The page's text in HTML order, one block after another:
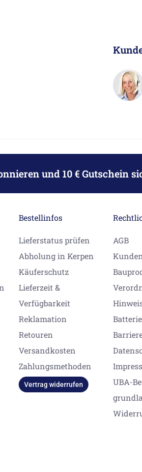
und 10 € Gutschein
Bestellinfos
Lieferstatus prüfen
Abholung in Kerpen
Käuferschutz
Lieferzeit &
Verfügbarkeit
Reklamation
Retouren
Versandkosten
Zahlungsmethoden
Vertrag widerrufen
AGB
UBA-